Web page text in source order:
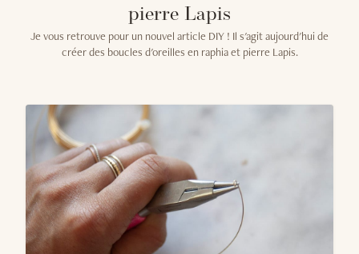
pierre Lapis
Je vous retrouve pour un nouvel article DIY ! Il s'agit aujourd'hui de
créer des boucles d'oreilles en raphia et pierre Lapis.